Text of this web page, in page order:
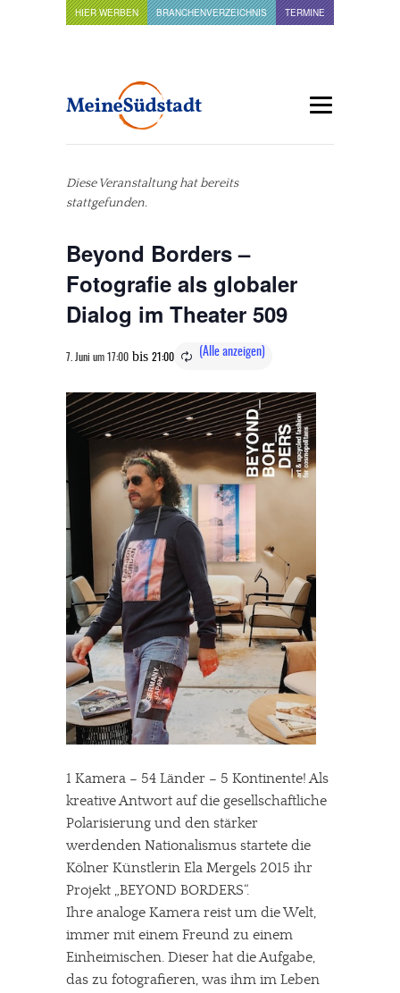
HIER WERBEN BRANCHENVERZEICHNIS TERMINE
Diese Veranstaltung hat bereits
stattgefunden.
Beyond Borders –
Fotografie als globaler
Dialog im Theater 509
7. Juni um 17:00 bis 21:00
1 Kamera – 54 Länder – 5 Kontinente! Als
kreative Antwort auf die gesellschaftliche
Polarisierung und den stärker
werdenden Nationalismus startete die
Kölner Künstlerin Ela Mergels 2015 ihr
Projekt „BEYOND BORDERS“.
Ihre analoge Kamera reist um die Welt,
immer mit einem Freund zu einem
Einheimischen. Dieser hat die Aufgabe,
das zu fotografieren, was ihm im Leben